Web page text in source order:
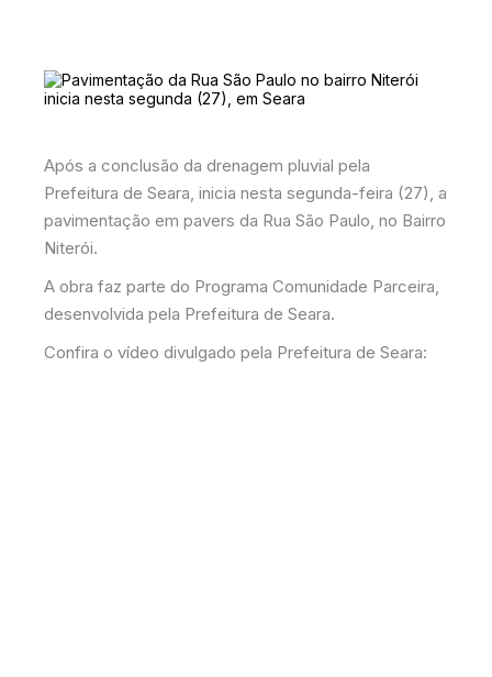
Após a conclusão da drenagem pluvial pela
Prefeitura de Seara, inicia nesta segunda-feira (27), a
pavimentação em pavers da Rua São Paulo, no Bairro
Niterói.
A obra faz parte do Programa Comunidade Parceira,
desenvolvida pela Prefeitura de Seara.
Confira o vídeo divulgado pela Prefeitura de Seara: